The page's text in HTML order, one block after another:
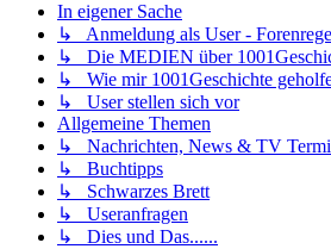
In eigener Sache
↳ Anmeldung als User -
↳ Die MEDIEN über
↳ Wie mir 1001Geschichte
↳ User stellen sich vor
Allgemeine Themen
↳ Nachrichten, News & TV
↳ Buchtipps
↳ Schwarzes Brett
↳ Useranfragen
↳ Dies und Das......